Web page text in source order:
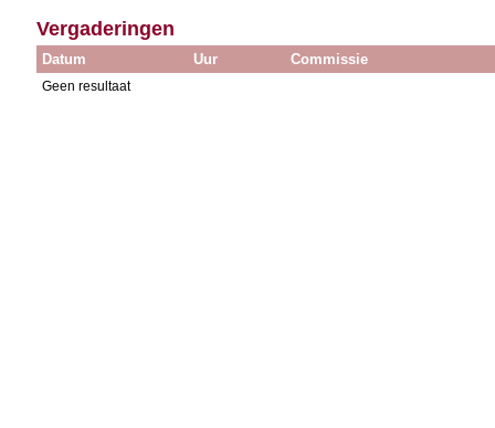
Vergaderingen
Datum Uur Commissie
Geen resultaat